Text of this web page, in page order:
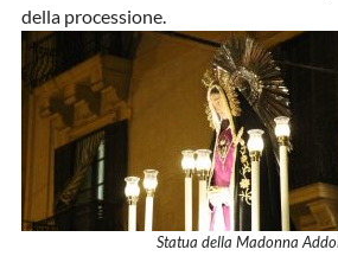
della processione.
Statua della Madonna